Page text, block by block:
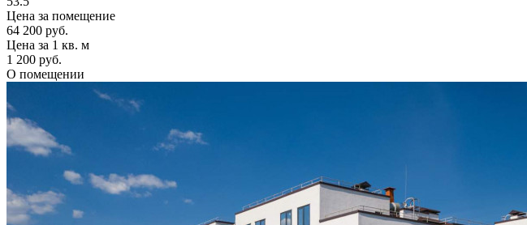
Цена за помещение
64 200 руб.
Цена за 1 кв. м
1 200 руб.
О помещении